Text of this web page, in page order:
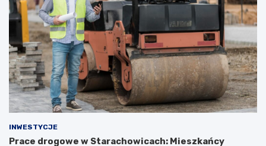
INWESTYCJE
Prace drogowe w Starachowicach: Mieszkańcy